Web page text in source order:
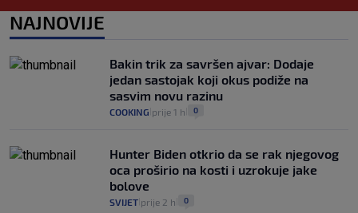
0
automobilom na Hvar iz Zagreba, a
koliko iz Osijeka
VIJESTI 14
NAJNOVIJE
Bakin trik za savršen ajvar: Dodaje
jedan sastojak koji okus podiže na
sasvim novu razinu
COOKING prije 1 h 0
Hunter Biden otkrio da se rak njegovog
oca proširio na kosti i uzrokuje jake
bolove
SVIJET prije 2 h 0